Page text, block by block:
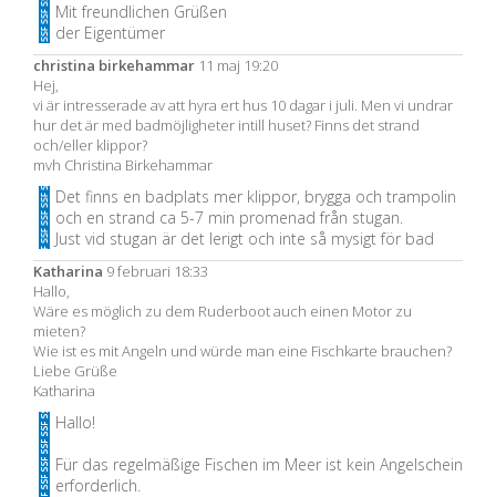
Mit freundlichen Grüßen
der Eigentümer
christina birkehammar 11 maj 19:20
Hej,
vi är intresserade av att hyra ert hus 10 dagar i juli. Men vi undrar
hur det är med badmöjligheter intill huset? Finns det strand
och/eller klippor?
mvh Christina Birkehammar
Det finns en badplats mer klippor, brygga och trampolin
och en strand ca 5-7 min promenad från stugan.
Just vid stugan är det lerigt och inte så mysigt för bad
Katharina 9 februari 18:33
Hallo,
Wäre es möglich zu dem Ruderboot auch einen Motor zu
mieten?
Wie ist es mit Angeln und würde man eine Fischkarte brauchen?
Liebe Grüße
Katharina
Hallo!
Für das regelmäßige Fischen im Meer ist kein Angelschein
erforderlich.